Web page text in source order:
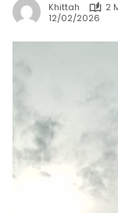
Khittah
2
12/02/2026